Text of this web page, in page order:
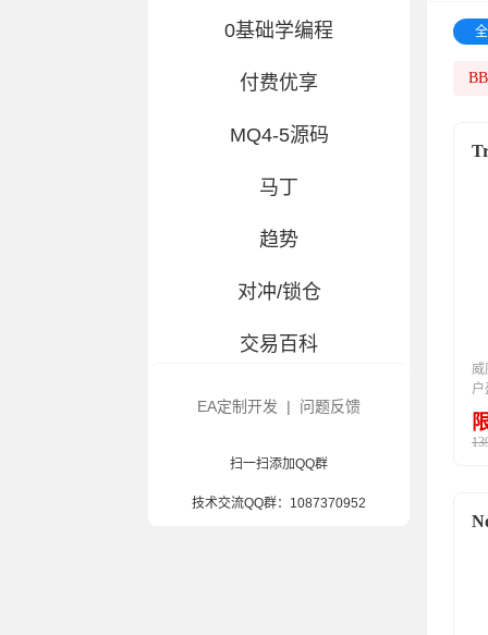
0基础学编程
付费优享
MQ4-5源码
马丁
趋势
对冲/锁仓
交易百科
大白优选-指标
造假/汉化
EA定制开发 | 问题反馈
扫一扫添加QQ群
技术交流QQ群： 1087370952
威
户